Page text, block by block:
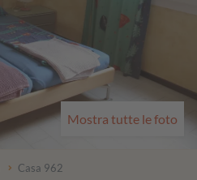
Mostra tutte le foto
Casa 962